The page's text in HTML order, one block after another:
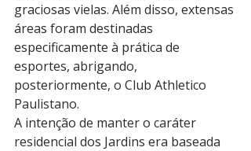
graciosas vielas. Além disso, extensas
áreas foram destinadas
especificamente à prática de
esportes, abrigando,
posteriormente, o Club Athletico
Paulistano.
A intenção de manter o caráter
residencial dos Jardins era baseada